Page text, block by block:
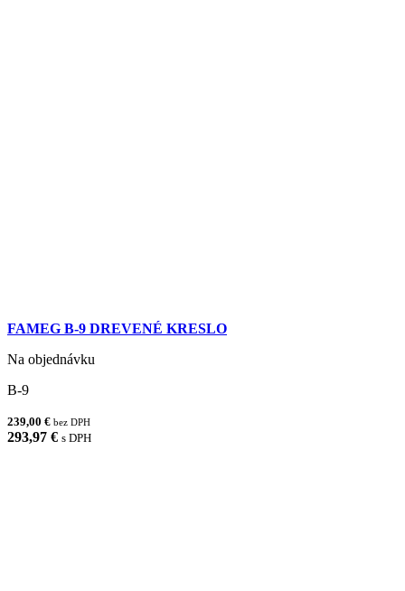
FAMEG B-9 DREVENÉ KRESLO
Na objednávku
B-9
239,00 € bez DPH
293,97 € s DPH